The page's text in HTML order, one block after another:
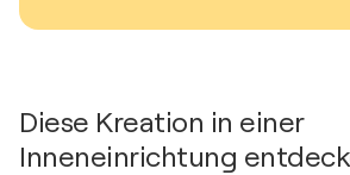
Diese Kreation in einer
Inneneinrichtung